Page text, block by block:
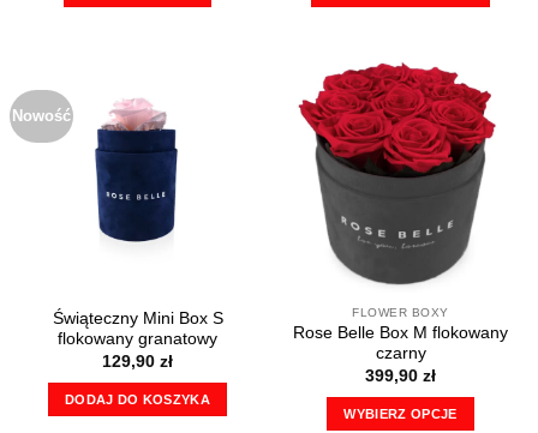
wiele
wariantów.
Opcje
można
wybrać
stronie
Nowość
Świąteczny Mini Box S
flokowany granatowy
129,90 zł
DODAJ DO KOSZYKA
FLOWER BOXY
Rose Belle Box M flokowany
czarny
399,90 zł
WYBIERZ OPCJE